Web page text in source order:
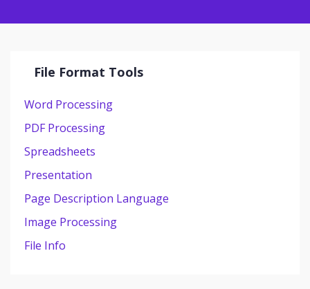
File Format Tools
Word Processing
PDF Processing
Spreadsheets
Presentation
Page Description Language
Image Processing
File Info